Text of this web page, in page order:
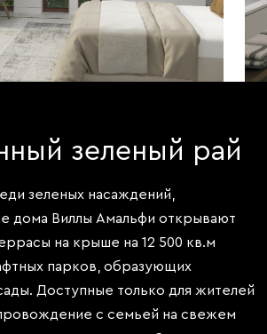
зеленый рай
зеленых насаждений,
дома Виллы Амальфи открывают
на крыше на 12 500 кв.м
парков, образующих
Доступные только для жителей
с семьей на свежем